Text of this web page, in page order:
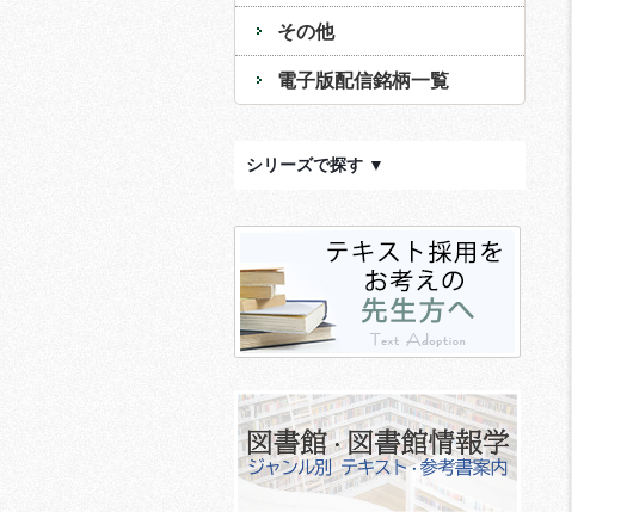
その他
電子版配信銘柄一覧
シリーズで探す ▼